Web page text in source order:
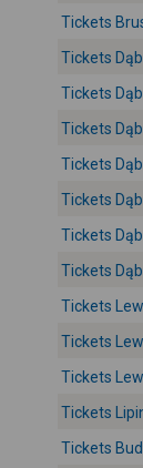
Tickets
Tickets
Tickets
Tickets
Tickets
Tickets
Tickets
Tickets
Tickets
Tickets
Tickets
Tickets
Tickets